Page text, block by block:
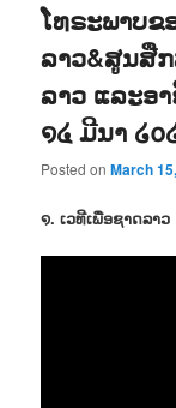
ໂທຣະພາບຂ
ລາວ&ສູນສື
ລາວ ແລະອ
໑໔ ມີນາ ໒
Posted onMarch
໑. ເວທີເພື່ອຊາດລາ